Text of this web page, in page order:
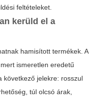
feltételeket.
kerüld el a
hamisított termékek. A
ismeretlen eredetű
következő jelekre: rosszul
túl olcsó árak,